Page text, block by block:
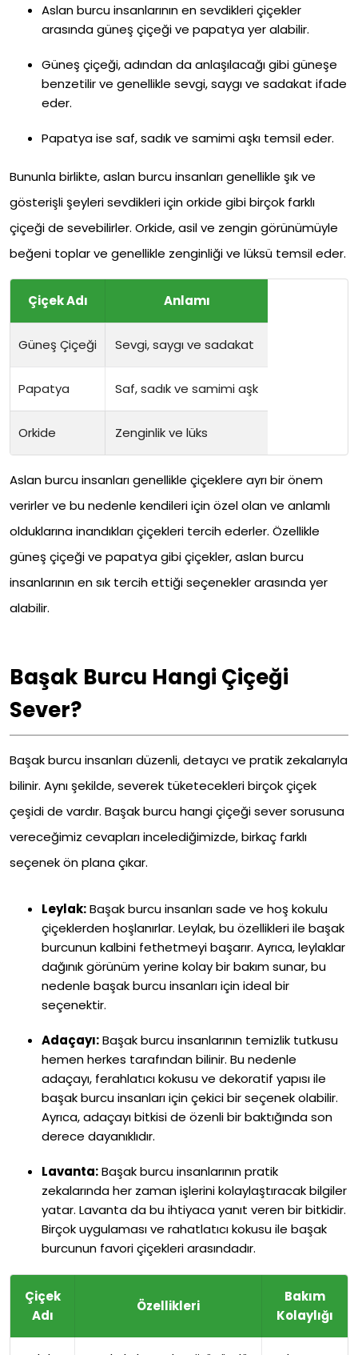
Aslan burcu insanlarının en sevdikleri çiçekler
arasında güneş çiçeği ve papatya yer alabilir.
Güneş çiçeği, adından da anlaşılacağı gibi güneşe
benzetilir ve genellikle sevgi, saygı ve sadakat ifade
eder.
Papatya ise saf, sadık ve samimi aşkı temsil eder.
Bununla birlikte, aslan burcu insanları genellikle şık ve
gösterişli şeyleri sevdikleri için orkide gibi birçok farklı
çiçeği de sevebilirler. Orkide, asil ve zengin görünümüyle
beğeni toplar ve genellikle zenginliği ve lüksü temsil eder.
Çiçek Adı Anlamı
Güneş Çiçeği Sevgi, saygı ve sadakat
Papatya Saf, sadık ve samimi aşk
Orkide Zenginlik ve lüks
Aslan burcu insanları genellikle çiçeklere ayrı bir önem
verirler ve bu nedenle kendileri için özel olan ve anlamlı
olduklarına inandıkları çiçekleri tercih ederler. Özellikle
güneş çiçeği ve papatya gibi çiçekler, aslan burcu
insanlarının en sık tercih ettiği seçenekler arasında yer
alabilir.
Başak Burcu Hangi Çiçeği
Sever?
Başak burcu insanları düzenli, detaycı ve pratik zekalarıyla
bilinir. Aynı şekilde, severek tüketecekleri birçok çiçek
çeşidi de vardır. Başak burcu hangi çiçeği sever sorusuna
vereceğimiz cevapları incelediğimizde, birkaç farklı
seçenek ön plana çıkar.
Leylak:Başak burcu insanları sade ve hoş kokulu
çiçeklerden hoşlanırlar. Leylak, bu özellikleri ile başak
burcunun kalbini fethetmeyi başarır. Ayrıca, leylaklar
dağınık görünüm yerine kolay bir bakım sunar, bu
nedenle başak burcu insanları için ideal bir
seçenektir.
Adaçayı:Başak burcu insanlarının temizlik tutkusu
hemen herkes tarafından bilinir. Bu nedenle
adaçayı, ferahlatıcı kokusu ve dekoratif yapısı ile
başak burcu insanları için çekici bir seçenek olabilir.
Ayrıca, adaçayı bitkisi de özenli bir baktığında son
derece dayanıklıdır.
Lavanta:Başak burcu insanlarının pratik
zekalarında her zaman işlerini kolaylaştıracak bilgiler
yatar. Lavanta da bu ihtiyaca yanıt veren bir bitkidir.
Birçok uygulaması ve rahatlatıcı kokusu ile başak
burcunun favori çiçekleri arasındadır.
Çiçek
Adı
Özellikleri
Bakım
Kolaylığı